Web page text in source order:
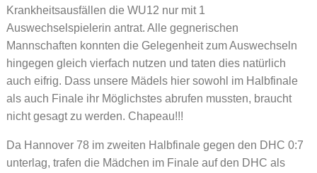
Krankheitsausfällen die WU12 nur mit 1
Auswechselspielerin antrat. Alle gegnerischen
Mannschaften konnten die Gelegenheit zum Auswechseln
hingegen gleich vierfach nutzen und taten dies natürlich
auch eifrig. Dass unsere Mädels hier sowohl im Halbfinale
als auch Finale ihr Möglichstes abrufen mussten, braucht
nicht gesagt zu werden. Chapeau!!!
Da Hannover 78 im zweiten Halbfinale gegen den DHC 0:7
unterlag, trafen die Mädchen im Finale auf den DHC als